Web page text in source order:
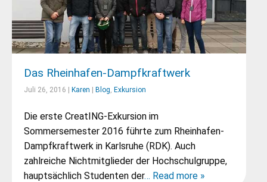
Das Rheinhafen-Dampfkraftwerk
Juli 26, 2016 | Karen Blog, Exkursion
Die erste CreatING-Exkursion im
Sommersemester 2016 führte zum Rheinhafen-
Dampfkraftwerk in Karlsruhe (RDK). Auch
zahlreiche Nichtmitglieder der Hochschulgruppe,
hauptsächlich Studenten der… Read more »